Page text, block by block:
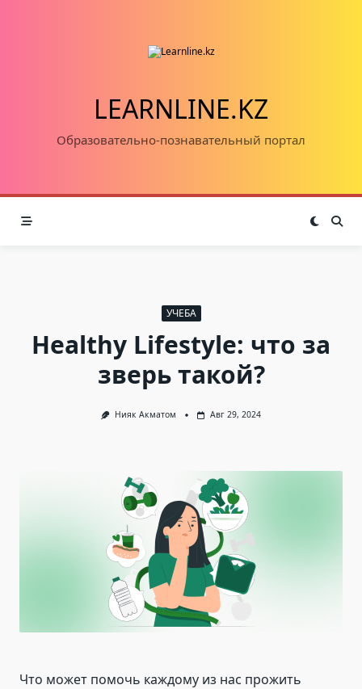
LEARNLINE.KZ
Образовательно-познавательный портал
УЧЕБА
Healthy Lifestyle: что за
зверь такой?
Нияк Акматом Авг 29, 2024
Что может помочь каждому из нас прожить